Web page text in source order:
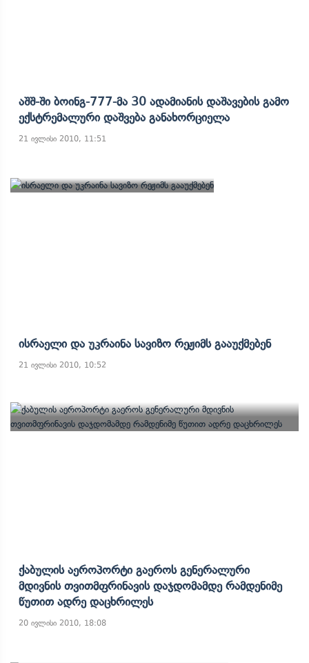
Აშშ-Ში Ბოინგ-777-Მა 30 Ადამიანის Დაშავების Გამო
Ექსტრემალური Დაშვება Განახორციელა
21 ივლისი 2010, 11:51
Ისრაელი Და Უკრაინა Სავიზო Რეჟიმს Გააუქმებენ
21 ივლისი 2010, 10:52
Ქაბულის Აეროპორტი Გაეროს Გენერალური
Მდივნის Თვითმფრინავის Დაჯდომამდე Რამდენიმე
Წუთით Ადრე Დაცხრილეს
20 ივლისი 2010, 18:08